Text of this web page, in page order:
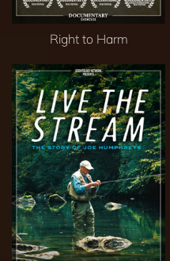
Right to Harm